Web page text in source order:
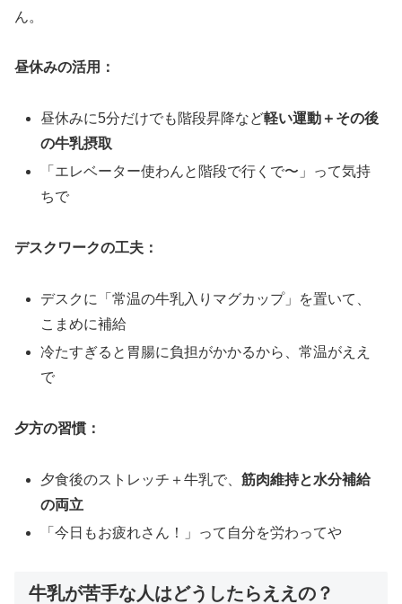
ん。
昼休みの活用：
昼休みに5分だけでも階段昇降など軽い運動＋その後
の牛乳摂取
「エレベーター使わんと階段で行くで〜」って気持
ちで
デスクワークの工夫：
デスクに「常温の牛乳入りマグカップ」を置いて、
こまめに補給
冷たすぎると胃腸に負担がかかるから、常温がええ
で
夕方の習慣：
夕食後のストレッチ＋牛乳で、筋肉維持と水分補給
の両立
「今日もお疲れさん！」って自分を労わってや
牛乳が苦手な人はどうしたらええの？